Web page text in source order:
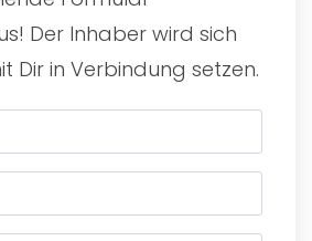
Der Inhaber wird sich
Dir in Verbindung setzen.